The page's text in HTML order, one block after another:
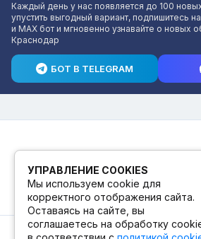
Каждый день у нас появляется до 100
упустить выгодный вариант, подпишитесь
и MAX бот и мгновенно узнавайте о новых
Краснодар
БОТ В TELEGRAM
УПРАВЛЕНИЕ COOKIES
Мы используем cookie для
корректного отображения сайта.
Оставаясь на сайте, вы
соглашаетесь на обработку